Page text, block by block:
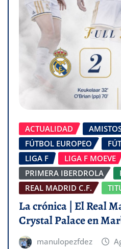
ACTUALIDAD
FÚTBOL EUROPEO
LIGA F
LIGA F MOEVE
PRIMERA IBERDROLA
REAL MADRID C.F.
La crónica | El Real
Crystal Palace en
manulopezfdez